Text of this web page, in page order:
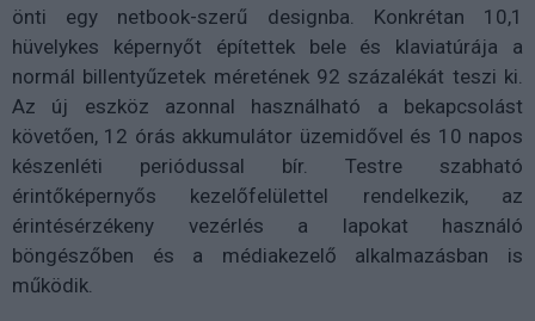
önti egy netbook-szerű designba. Konkrétan 10,1
hüvelykes képernyőt építettek bele és klaviatúrája a
normál billentyűzetek méretének 92 százalékát teszi ki.
Az új eszköz azonnal használható a bekapcsolást
követően, 12 órás akkumulátor üzemidővel és 10 napos
készenléti periódussal bír. Testre szabható
érintőképernyős kezelőfelülettel rendelkezik, az
érintésérzékeny vezérlés a lapokat használó
böngészőben és a médiakezelő alkalmazásban is
működik.